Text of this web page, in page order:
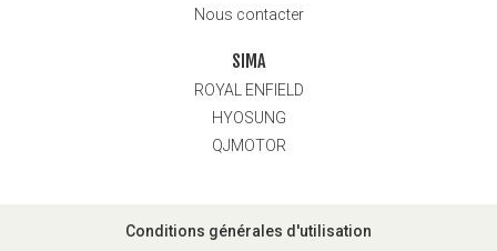
Nous contacter
SIMA
ROYAL ENFIELD
HYOSUNG
QJMOTOR
Conditions générales d'utilisation